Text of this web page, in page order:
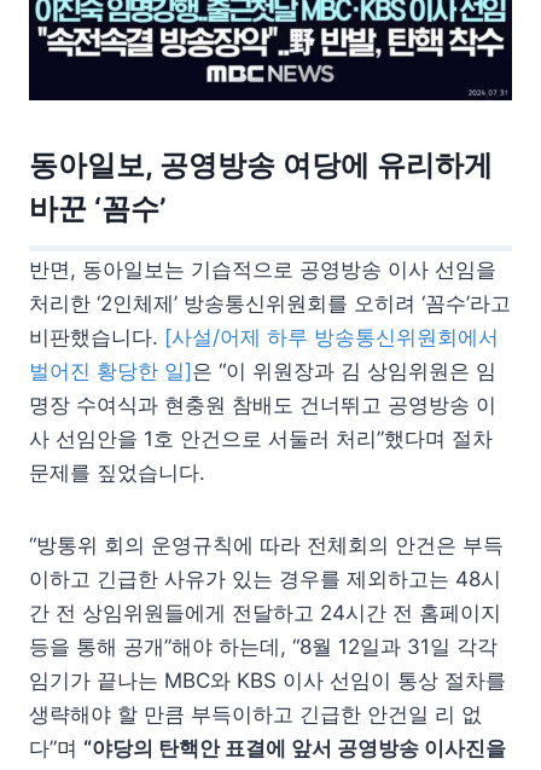
동아일보, 공영방송 여당에 유리하게
바꾼 ‘꼼수’
반면, 동아일보는 기습적으로 공영방송 이사 선임을
처리한 ‘2인체제’ 방송통신위원회를 오히려 ‘꼼수’라고
비판했습니다. [사설/어제 하루 방송통신위원회에서
벌어진 황당한 일]은 “이 위원장과 김 상임위원은 임
명장 수여식과 현충원 참배도 건너뛰고 공영방송 이
사 선임안을 1호 안건으로 서둘러 처리”했다며 절차
문제를 짚었습니다.
“방통위 회의 운영규칙에 따라 전체회의 안건은 부득
이하고 긴급한 사유가 있는 경우를 제외하고는 48시
간 전 상임위원들에게 전달하고 24시간 전 홈페이지
등을 통해 공개”해야 하는데, “8월 12일과 31일 각각
임기가 끝나는 MBC와 KBS 이사 선임이 통상 절차를
생략해야 할 만큼 부득이하고 긴급한 안건일 리 없
다”며 “야당의 탄핵안 표결에 앞서 공영방송 이사진을